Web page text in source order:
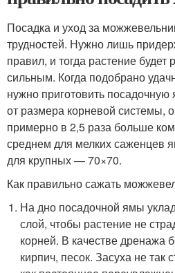
Посадка и уход за
трудностей. Нужно лишь
правил, и тогда растение
сильным. Когда подобрано
нужно приготовить
от размера корневой системы,
примерно в 2,5 раза больше
среднем для мелких саженцев
для крупных — 70×70.
Как правильно сажать
На дно посадочной ямы
слой, чтобы растение не
корней. В качестве дренажа
кирпич, песок. Засуха не так